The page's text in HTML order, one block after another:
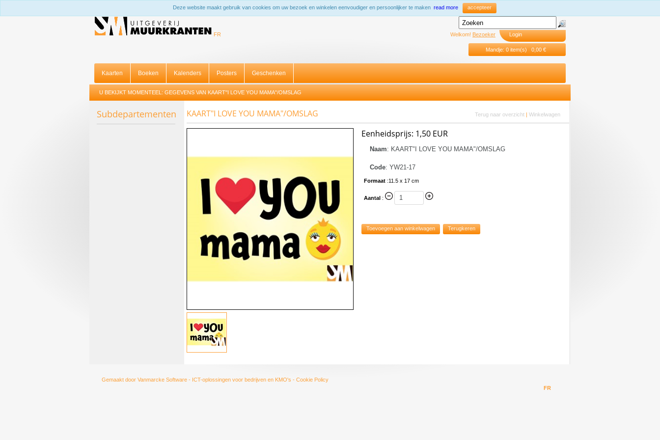
Deze website maakt gebruik van cookies om uw bezoek en winkelen eenvoudiger en persoonlijker te maken read more accepteer
FR Welkom! Bezoeker Login
Mandje: 0 item(s) 0,00 €
Kaarten Boeken Kalenders Posters Geschenken
U BEKIJKT MOMENTEEL: GEGEVENS VAN KAART"I LOVE YOU MAMA"/OMSLAG
Subdepartementen KAART"I LOVE YOU MAMA"/OMSLAG Terug naar overzicht |Winkelwagen
Eenheidsprijs: 1,50 EUR
Naam: KAART"I LOVE YOU MAMA"/OMSLAG
Code: YW21-17
Formaat :11.5 x 17 cm
Aantal :
Toevoegen aan winkelwagen Terugkeren
Gemaakt door Vanmarcke Software - ICT-oplossingen voor bedrijven en KMO's - Cookie Policy
FR